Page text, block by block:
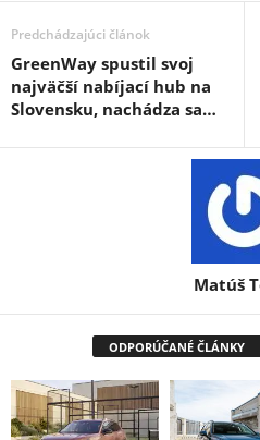
Predchádzajúci článok
GreenWay spustil svoj
najväčší nabíjací hub na
Slovensku, nachádza sa…
Matúš
ODPORÚČANÉ ČLÁNKY